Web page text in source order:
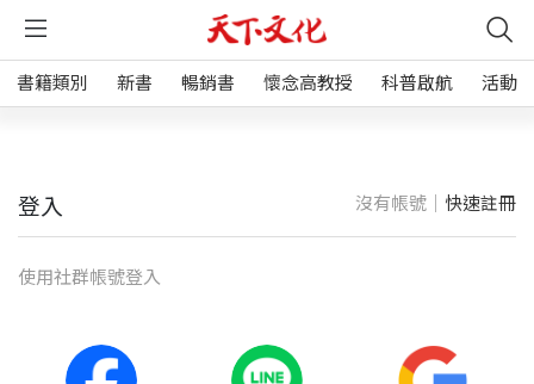
書籍類別 新書 暢銷書 懷念高教授 科普啟航 活動
登入 沒有帳號｜ 快速註冊
使⽤社群帳號登入